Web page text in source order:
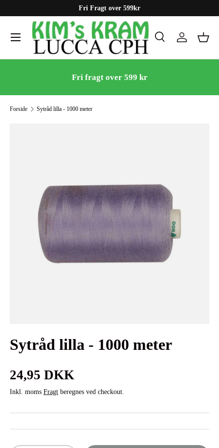
Gå til indhold
Fri Fragt over 599kr
Søg
Søg Log indKurv
Menu
Fri fragt over 599 kr
Forside Sytråd lilla - 1000 meter
Sytråd lilla - 1000 meter
Normalpris
24,95 DKK
Inkl. moms Fragt beregnes ved checkout.